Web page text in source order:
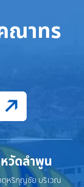
ณาทร
วัดลำพูน
ตุหริภุญชัย บริเวณ